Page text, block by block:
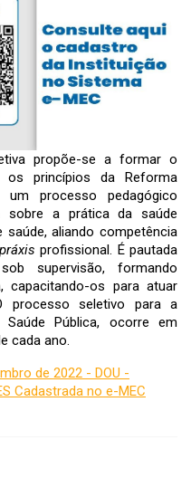
propõe-se a formar o
os princípios da Reforma
um processo pedagógico
sobre a prática da saúde
aliando competência
práxis profissional. É pautada
supervisão, formando
capacitando-os para atuar
processo seletivo para a
Saúde Pública, ocorre em
cada ano.
de 2022 - DOU -
Cadastrada no e-MEC